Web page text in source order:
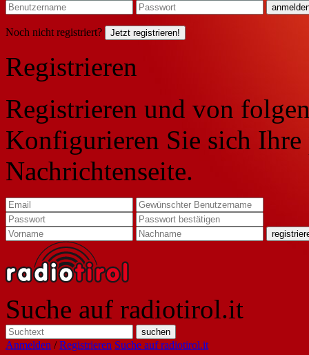
Noch nicht registriert? Jetzt registrieren!
Registrieren
Registrieren und von
Konfigurieren Sie sich
Nachrichtenseite.
Suche auf radiotirol.it
Anmelden /Registrieren Suche auf radiotirol.it